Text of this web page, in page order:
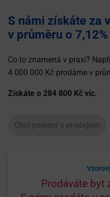
S námi získáte za
v průměru o
Co to znamená v praxi?
4 000 000 Kč prodáme v
Získáte o 284 800 Kč víc.
Prodáváte byt